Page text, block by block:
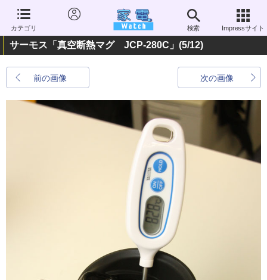
カテゴリ 検索 Impressサイト
サーモス「真空断熱マグ JCP-280C」 (5/12)
前の画像 次の画像